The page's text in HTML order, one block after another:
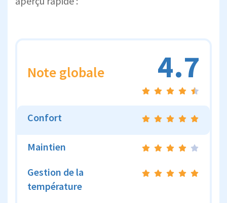
Note globale 4.7
Confort
Maintien
Gestion de la
température